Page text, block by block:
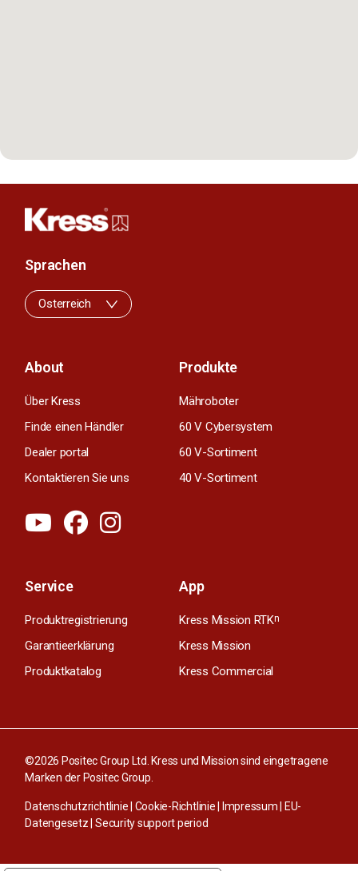
About
Über Kress
Finde einen Händler
Dealer portal
Kontaktieren Sie uns
Produkte
Mähroboter
60 V Cybersystem
60 V-Sortiment
40 V-Sortiment
Service
Produktregistrierung
Garantieerklärung
Produktkatalog
App
Kress Mission RTKn
Kress Mission
Kress Commercial
Sprachen
Osterreich
©2026 Positec Group Ltd. Kress und Mission sind eingetragene
Marken der Positec Group.
Datenschutzrichtlinie Cookie-Richtlinie Impressum
EU-
Datengesetz |Security support period